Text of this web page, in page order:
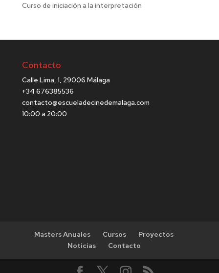
Curso de iniciación a la interpretación
Contacto
Calle Lima, 1, 29006 Málaga
+34 676385536
contacto@escueladecinedemalaga.com
10:00 a 20:00
Masters Anuales Cursos
Proyectos
Noticias
Contacto